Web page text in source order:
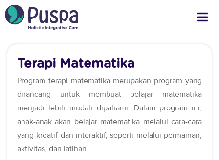
Terapi Matematika
Program terapi matematika merupakan program yang
dirancang untuk membuat belajar matematika
menjadi lebih mudah dipahami. Dalam program ini,
anak-anak akan belajar matematika melalui cara-cara
yang kreatif dan interaktif, seperti melalui permainan,
aktivitas, dan latihan.